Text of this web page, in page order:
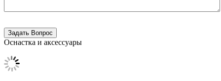
Оснастка и аксессуары